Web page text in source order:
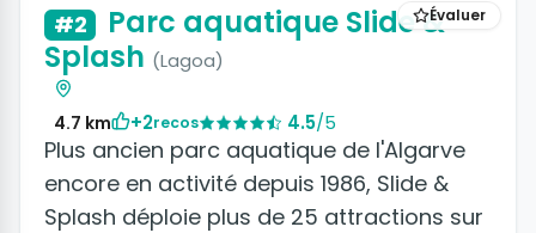
Évaluer
#2
Parc aquatique Slide &
Splash (Lagoa)
4.7 km +2recos 4.5/5
Plus ancien parc aquatique de l'Algarve
encore en activité depuis 1986, Slide &
Splash déploie plus de 25 attractions sur